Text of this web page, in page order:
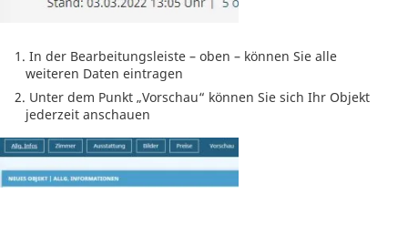
In der Bearbeitungsleiste – oben – können Sie alle
weiteren Daten eintragen
Unter dem Punkt „Vorschau“ können Sie sich Ihr Objekt
jederzeit anschauen